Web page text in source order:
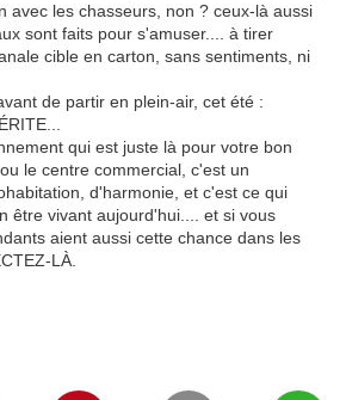
avec les chasseurs, non ? ceux-là aussi
sont faits pour s'amuser.... à tirer
cible en carton, sans sentiments, ni
de partir en plein-air, cet été :
qui est juste là pour votre bon
le centre commercial, c'est un
d'harmonie, et c'est ce qui
être vivant aujourd'hui.... et si vous
aient aussi cette chance dans les
LÀ.